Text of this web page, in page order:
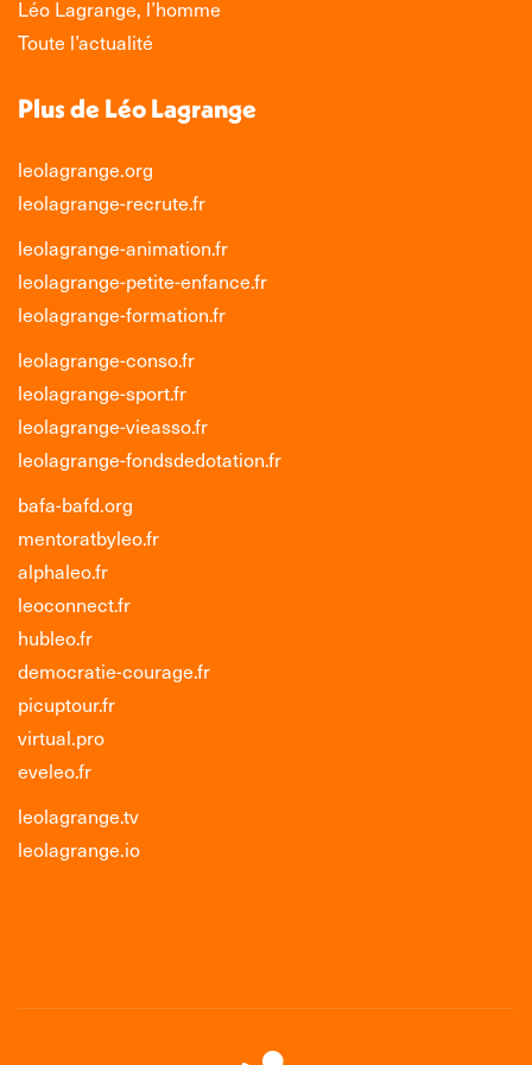
Léo Lagrange, l’homme
Toute l’actualité
Plus de Léo Lagrange
leolagrange.org
leolagrange-recrute.fr
leolagrange-animation.fr
leolagrange-petite-enfance.fr
leolagrange-formation.fr
leolagrange-conso.fr
leolagrange-sport.fr
leolagrange-vieasso.fr
leolagrange-fondsdedotation.fr
bafa-bafd.org
mentoratbyleo.fr
alphaleo.fr
leoconnect.fr
hubleo.fr
democratie-courage.fr
picuptour.fr
virtual.pro
eveleo.fr
leolagrange.tv
leolagrange.io